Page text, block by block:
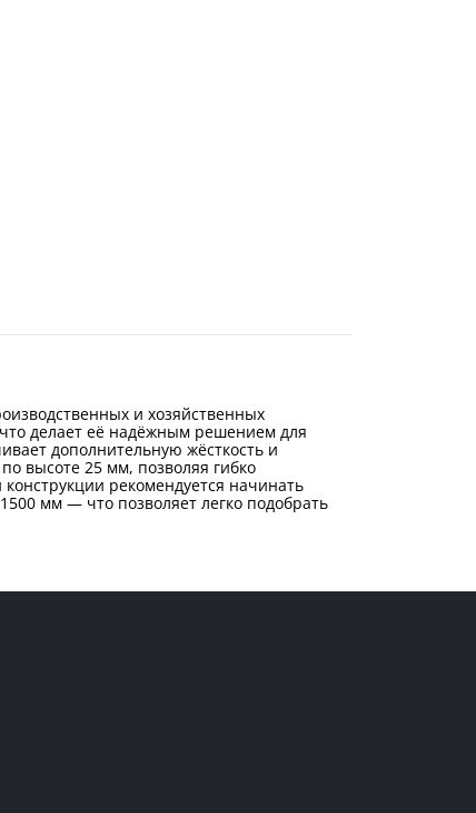
и хозяйственных
делает её надёжным решением для
дополнительную жёсткость и
высоте 25 мм, позволяя гибко
рекомендуется начинать
мм — что позволяет легко подобрать